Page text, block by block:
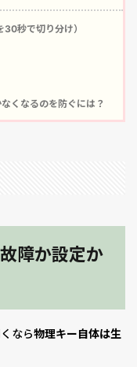
秒で切り分け）
くなるのを防ぐには？
障か設定か
なら物理キー自体は生